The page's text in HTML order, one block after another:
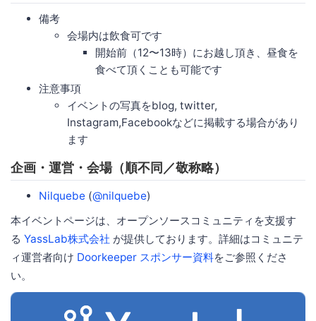
備考
会場内は飲食可です
開始前（12〜13時）にお越し頂き、昼食を
食べて頂くことも可能です
注意事項
イベントの写真をblog, twitter,
Instagram,Facebookなどに掲載する場合があり
ます
企画・運営・会場（順不同／敬称略）
Nilquebe (@nilquebe)
本イベントページは、オープンソースコミュニティを支援す
る YassLab株式会社 が提供しております。詳細はコミュニテ
ィ運営者向け Doorkeeper スポンサー資料をご参照くださ
い。